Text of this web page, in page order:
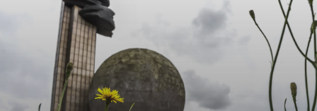
Недвижимость и ЖКХ
Образование
Общество
Погода
Праздники